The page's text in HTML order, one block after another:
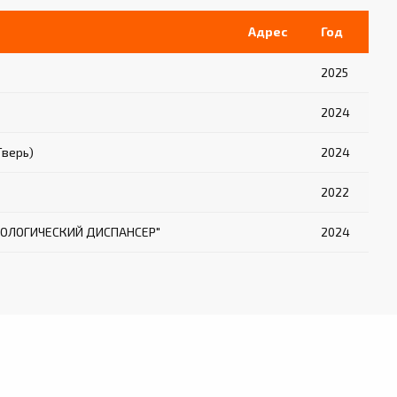
Адрес Год
2025
2024
2024
2022
ДИСПАНСЕР" 2024